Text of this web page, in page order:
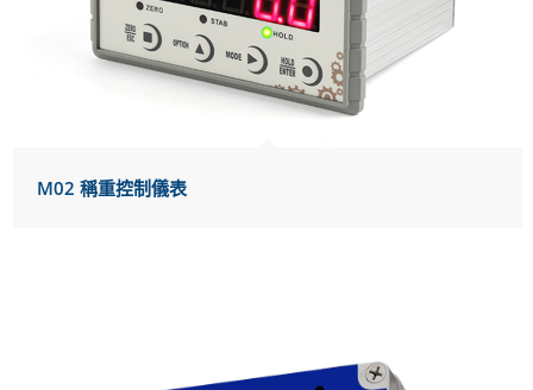
M02 稱重控制儀表